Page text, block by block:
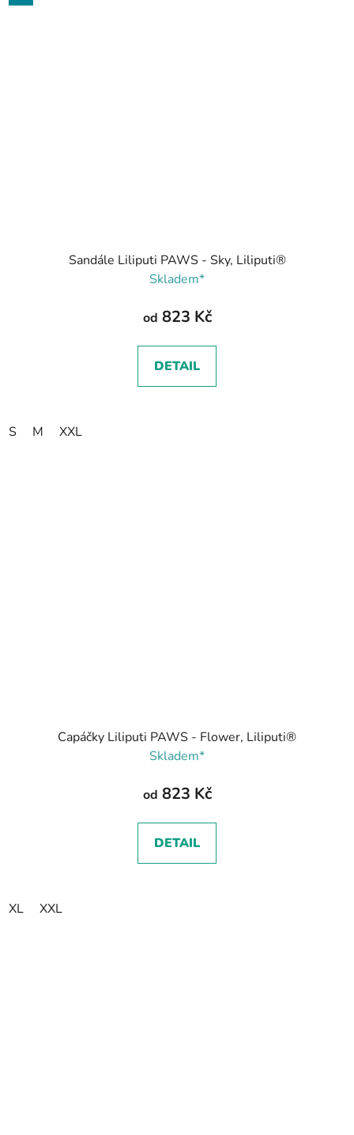
Sandále Liliputi PAWS - Sky, Liliputi®
Skladem*
od 823 Kč
DETAIL
S M XXL
Capáčky Liliputi PAWS - Flower, Liliputi®
Skladem*
od 823 Kč
DETAIL
XL XXL